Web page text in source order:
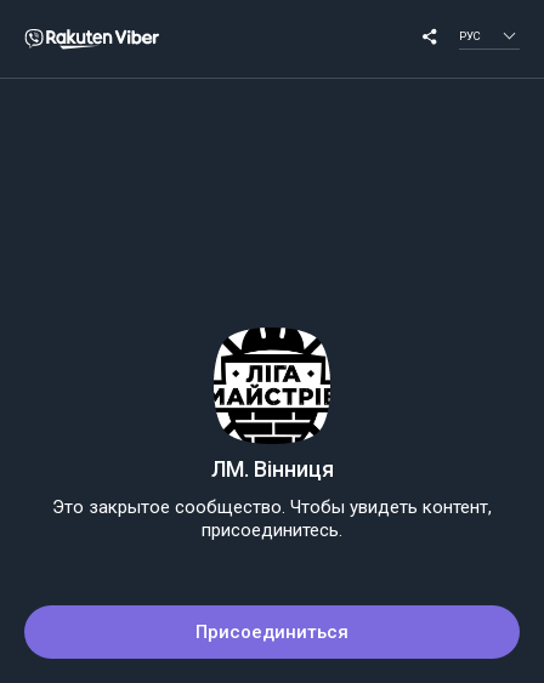
РУС
ЛМ. Вінниця
Это закрытое сообщество. Чтобы увидеть контент,
присоединитесь.
Присоединиться